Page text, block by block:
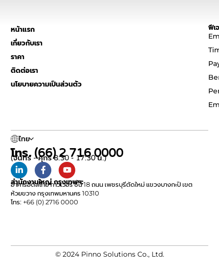
หน้าแรก
เกี่ยวกับเรา
ราคา
ติดต่อเรา
นโยบายความเป็นส่วนตัว
ฟีเ
ไทย
โทร. (66) 2 716 0000
(จันทร์ - ศุกร์ 8:30 - 17:30 น.)
สำนักงานใหญ่ กรุงเทพฯ:
อาคารอิตัลไทย ทาวเวอร์ ชั้น 18 ถนน เพชรบุรีตัดใหม่ แขวงบางกะปิ เขต
ห้วยขวาง กรุงเทพมหานคร 10310
โทร: +66 (0) 2716 0000
© 2024 Pinno Solutions Co., Ltd.